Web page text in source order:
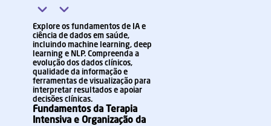
Explore os fundamentos de IA e
ciência de dados em saúde,
incluindo machine learning, deep
learning e NLP. Compreenda a
evolução dos dados clínicos,
qualidade da informação e
ferramentas de visualização para
interpretar resultados e apoiar
decisões clínicas.
Fundamentos da Terapia
Intensiva e Organização da